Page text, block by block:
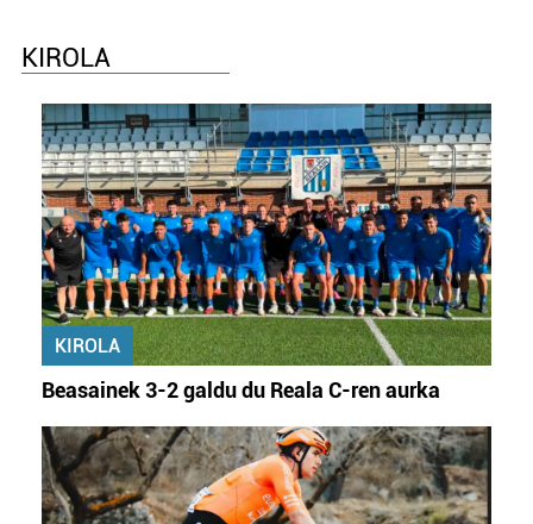
KIROLA
KIROLA
Beasainek 3-2 galdu du Reala C-ren aurka